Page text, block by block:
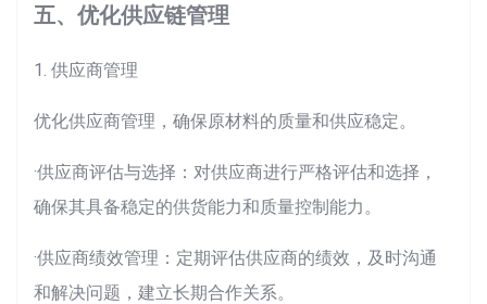
五、优化供应链管理
1. 供应商管理
优化供应商管理，确保原材料的质量和供应稳定。
·供应商评估与选择：对供应商进行严格评估和选择，
确保其具备稳定的供货能力和质量控制能力。
·供应商绩效管理：定期评估供应商的绩效，及时沟通
和解决问题，建立长期合作关系。